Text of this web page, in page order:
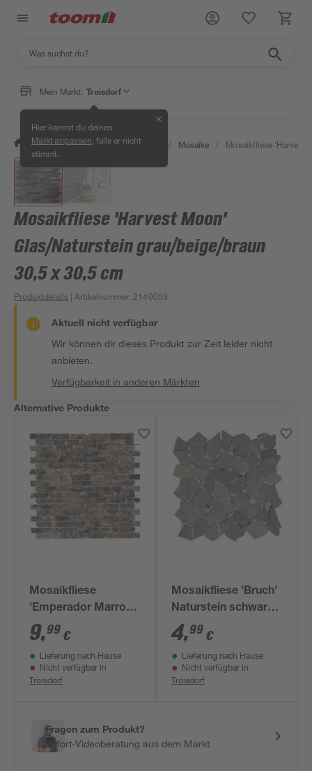
Mein Markt: Troisdorf
Hier kannst du deinen
Markt anpassen , falls er nicht
stimmt.
✕
/ Bauen & Renovieren / Fliesen / Mosaike / Mosaikfliese 'Harvest
Mosaikfliese 'Harvest Moon'
Glas/Naturstein grau/beige/braun
30,5 x 30,5 cm
Produktdetails | Artikelnummer: 2140059
Aktuell nicht verfügbar
Wir können dir dieses Produkt zur Zeit leider nicht
anbieten.
Verfügbarkeit in anderen Märkten
Alternative Produkte
Mosaikfliese
'Emperador Marron'
Naturstein braun 30
x 30 cm
9,99 €
Lieferung nach Hause
Nicht verfügbar in
Troisdorf
Mosaikfliese 'Bruch'
Naturstein schwarz
28 x 28 cm
4,99 €
Lieferung nach Hause
Nicht verfügbar in
Troisdorf
Fragen zum Produkt?
Sofort-Videoberatung aus dem Markt